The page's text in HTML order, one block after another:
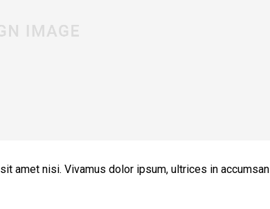
amet nisi. Vivamus dolor ipsum, ultrices in accumsan